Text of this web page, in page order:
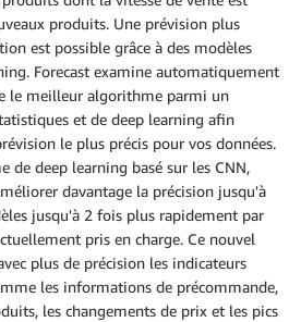
produits. Une prévision plus
est possible grâce à des modèles
Forecast examine automatiquement
le meilleur algorithme parmi un
et de deep learning afin
le plus précis pour vos données.
de deep learning basé sur les CNN,
davantage la précision jusqu'à
jusqu'à 2 fois plus rapidement par
pris en charge. Ce nouvel
plus de précision les indicateurs
les informations de précommande,
les changements de prix et les pics